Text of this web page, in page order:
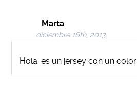
Marta
diciembre 16th, 2013
Hola: es un jersey con un